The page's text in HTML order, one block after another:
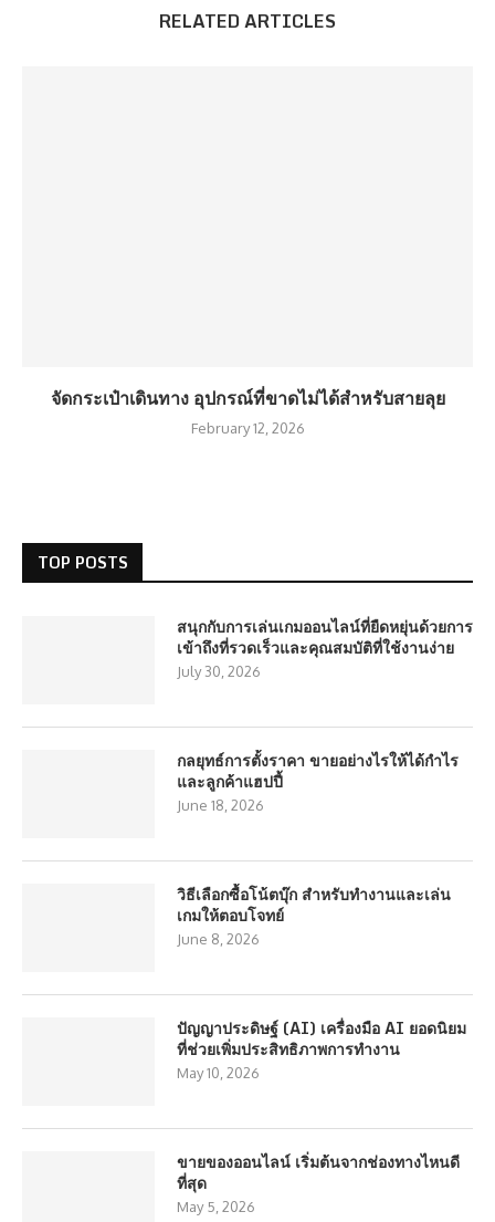
RELATED ARTICLES
จัดกระเป๋าเดินทาง อุปกรณ์ที่ขาดไม่ได้สำหรับสายลุย
February 12, 2026
TOP POSTS
สนุกกับการเล่นเกมออนไลน์ที่ยืดหยุ่นด้วยการ
เข้าถึงที่รวดเร็วและคุณสมบัติที่ใช้งานง่าย
July 30, 2026
กลยุทธ์การตั้งราคา ขายอย่างไรให้ได้กำไร
และลูกค้าแฮปปี้
June 18, 2026
วิธีเลือกซื้อโน้ตบุ๊ก สำหรับทำงานและเล่น
เกมให้ตอบโจทย์
June 8, 2026
ปัญญาประดิษฐ์ (AI) เครื่องมือ AI ยอดนิยม
ที่ช่วยเพิ่มประสิทธิภาพการทำงาน
May 10, 2026
ขายของออนไลน์ เริ่มต้นจากช่องทางไหนดี
ที่สุด
May 5, 2026